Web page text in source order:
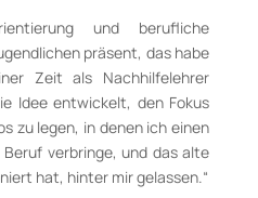
und berufliche
präsent, das habe
Zeit als Nachhilfelehrer
Idee entwickelt, den Fokus
zu legen, in denen ich einen
verbringe, und das alte
hat, hinter mir gelassen.“